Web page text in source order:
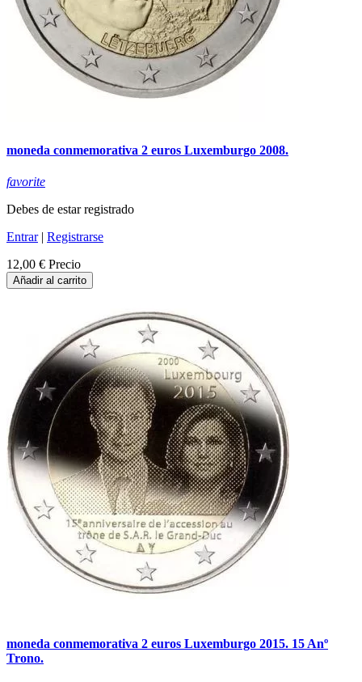
moneda conmemorativa 2 euros Luxemburgo 2008.
favorite
Debes de estar registrado
Entrar| Registrarse
12,00 € Precio
Añadir al carrito
moneda conmemorativa 2 euros Luxemburgo 2015. 15 Anº
Trono.